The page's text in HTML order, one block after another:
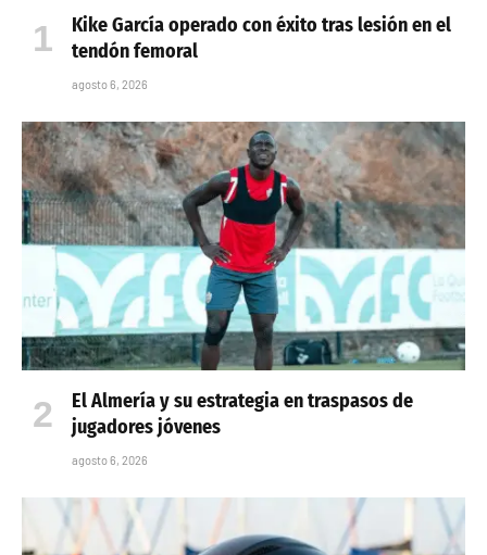
Kike García operado con éxito tras lesión en el
tendón femoral
agosto 6, 2026
El Almería y su estrategia en traspasos de
jugadores jóvenes
agosto 6, 2026